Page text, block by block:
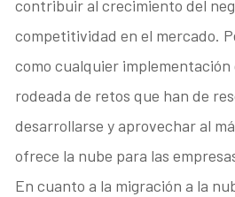
contribuir al crecimiento del
competitividad en el mercado.
como cualquier
rodeada de retos que han de
desarrollarse y aprovechar al
ofrece la nube para las
En cuanto a la migración a la